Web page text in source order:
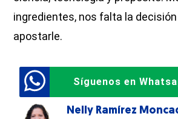
ingredientes, nos falta la
apostarle.
Síguenos en
Nelly Ramírez